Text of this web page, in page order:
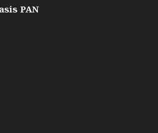
PAN